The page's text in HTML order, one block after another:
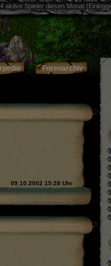
aktive Spieler diesen Monat
Forenarchiv
09.10.2002 15:28 Uhr